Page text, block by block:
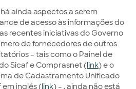
ainda aspectos a serem
de acesso às informações do
recentes iniciativas do Governo
de fornecedores de outros
– tais como o Painel de
Sicaf e Comprasnet (link) e o
de Cadastramento Unificado
em inglês (link) – , ainda não está